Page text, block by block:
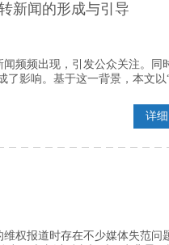
新闻的形成与引导
频频出现，引发公众关注。同
了影响。基于这一背景，本文以
详
权报道时存在不少媒体失范问